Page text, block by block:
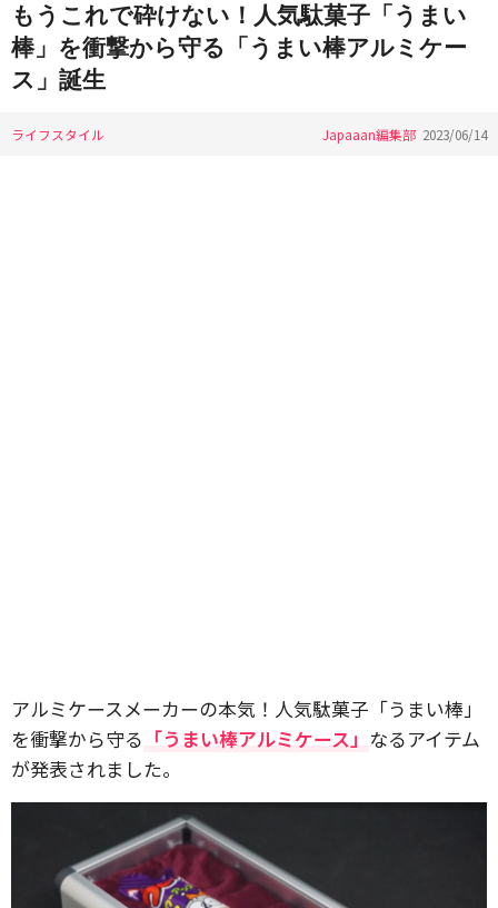
もうこれで砕けない！人気駄菓子「うまい
棒」を衝撃から守る「うまい棒アルミケー
ス」誕生
ライフスタイル Japaaan編集部 2023/06/14
アルミケースメーカーの本気！人気駄菓子「うまい棒」
を衝撃から守る 「うまい棒アルミケース」 なるアイテム
が発表されました。